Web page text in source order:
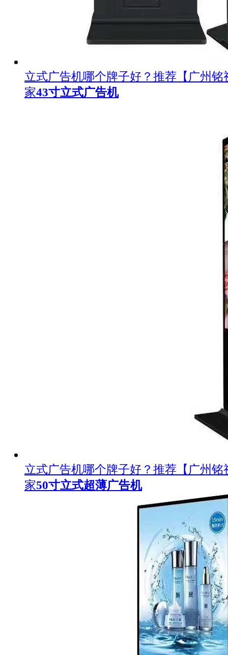
立式广告机哪个牌子好？推荐【广州铭
家43寸立式广告机
立式广告机哪个牌子好？推荐【广州铭
家50寸立式超薄广告机